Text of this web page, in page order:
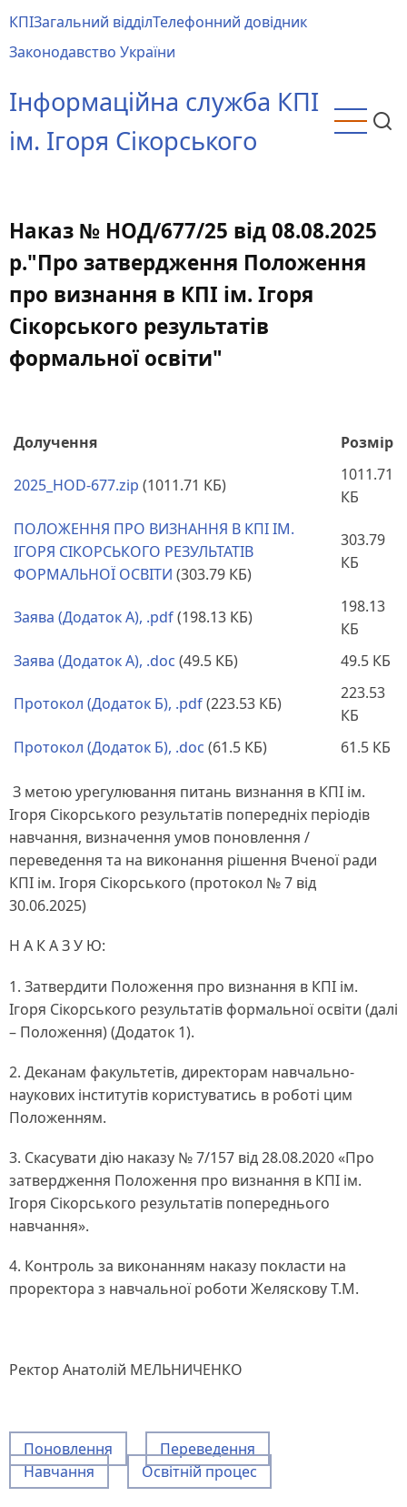
до
основного
КПІЗагальний відділТелефонний довідник
Законодавство України
Інформаційна служба КПІ
ім. Ігоря Сікорського
Наказ № НОД/677/25 від 08.08.2025
р."Про затвердження Положення
про визнання в КПІ ім. Ігоря
Сікорського результатів
формальної освіти"
Долучення Розмір
2025_HOD-677.zip (1011.71 КБ)
1011.71
КБ
ПОЛОЖЕННЯ ПРО ВИЗНАННЯ В КПІ ІМ.
ІГОРЯ СІКОРСЬКОГО РЕЗУЛЬТАТІВ
ФОРМАЛЬНОЇ ОСВІТИ (303.79 КБ)
303.79
КБ
Заява (Додаток А), .pdf(198.13 КБ)
198.13
КБ
Заява (Додаток А), .doc (49.5 КБ) 49.5 КБ
Протокол (Додаток Б), .pdf(223.53 КБ)
223.53
КБ
Протокол (Додаток Б), .doc (61.5 КБ) 61.5 КБ
З метою урегулювання питань визнання в КПІ ім.
Ігоря Сікорського результатів попередніх періодів
навчання, визначення умов поновлення /
переведення та на виконання рішення Вченої ради
КПІ ім. Ігоря Сікорського (протокол № 7 від
30.06.2025)
Н А К А З У Ю:
1. Затвердити Положення про визнання в КПІ ім.
Ігоря Сікорського результатів формальної освіти (далі
– Положення) (Додаток 1).
2. Деканам факультетів, директорам навчально-
наукових інститутів користуватись в роботі цим
Положенням.
3. Скасувати дію наказу № 7/157 від 28.08.2020 «Про
затвердження Положення про визнання в КПІ ім.
Ігоря Сікорського результатів попереднього
навчання».
4. Контроль за виконанням наказу покласти на
проректора з навчальної роботи Желяскову Т.М.
Ректор Анатолій МЕЛЬНИЧЕНКО
Поновлення
Переведення
Навчання
Освітній процес